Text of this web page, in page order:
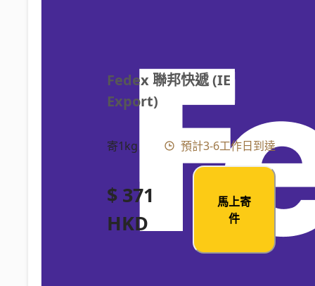
Fedex 聯邦快遞 (IE
Export)
寄1kg 預計3-6工作日到達
$ 371
HKD
馬上寄
件